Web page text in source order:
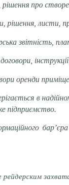
про
рішення, листи,
звітність,
оренди
в
підприємство.